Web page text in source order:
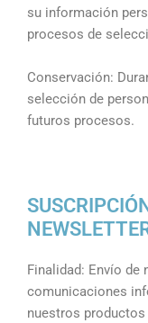
su información
procesos de
Conservación:
selección de
futuros procesos.
Finalidad: Envío
comunicaciones
nuestros